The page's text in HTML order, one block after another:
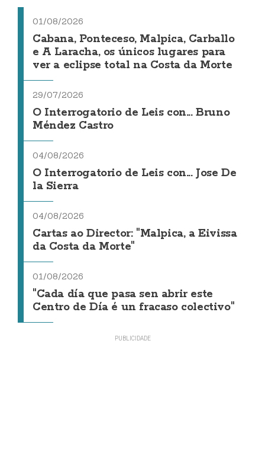
01/08/2026
Cabana, Ponteceso, Malpica, Carballo
e A Laracha, os únicos lugares para
ver a eclipse total na Costa da Morte
29/07/2026
O Interrogatorio de Leis con... Bruno
Méndez Castro
04/08/2026
O Interrogatorio de Leis con... Jose De
la Sierra
04/08/2026
Cartas ao Director: "Malpica, a Eivissa
da Costa da Morte"
01/08/2026
"Cada día que pasa sen abrir este
Centro de Día é un fracaso colectivo"